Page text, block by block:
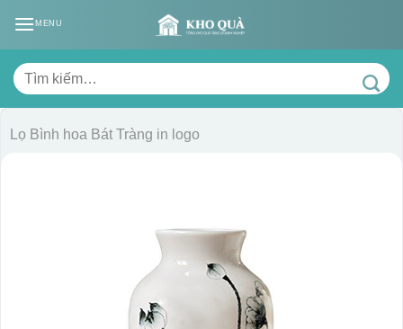
MENU
Tìm
kiếm:
Lọ Bình hoa Bát Tràng in logo